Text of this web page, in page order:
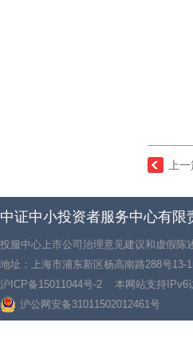
上
中证中小投资者服务中心有限
投服中心上市公司治理意见建议和虚假陈
地址：上海市浦东新区杨高南路288号13-
沪ICP备15011044号-2 本网站支持IPv6
沪公网安备31011502012461号